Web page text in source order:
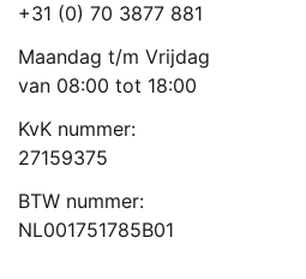
+31 (0) 70 3877 881
Maandag t/m Vrijdag
van 08:00 tot 18:00
KvK nummer:
27159375
BTW nummer:
NL001751785B01